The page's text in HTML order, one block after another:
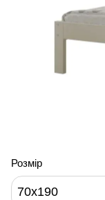
Розмір
70x190